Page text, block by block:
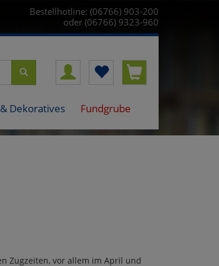
Bestellhotline: (06766) 903-200
oder (06766) 9323-960
Dekoratives Fundgrube
Zugzeiten, vor allem im April und